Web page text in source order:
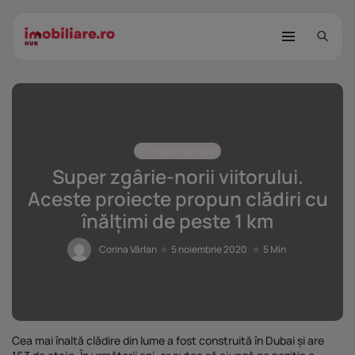
STUDIU Imobiliare.ro: Câtă încredere
mai...
25 noiembrie 2025 8 Min
25 noiembrie 2025 9 Min
Super zgârie-norii viitorului.
Aceste proiecte propun clădiri cu
înălțimi de peste 1 km
Corina Vârlan 5 noiembrie 2020 5 Min
Cea mai înaltă clădire din lume a fost construită în Dubai și are